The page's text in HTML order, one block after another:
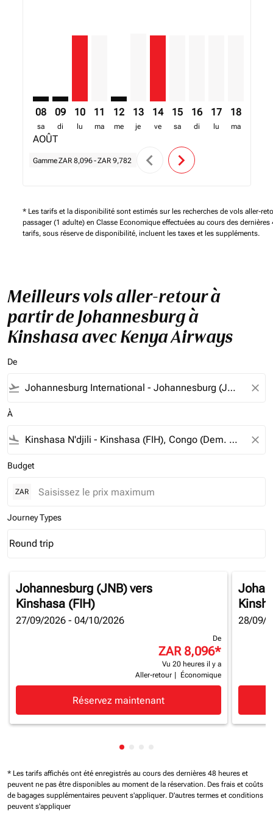
08
sa
AOÛT
09
di
10
lu
11
ma
12
me
13
je
14
ve
15
sa
16
di
17
lu
18
ma
GammeZAR 8,096-ZAR 9,782 chevron_left chevron_right
* Les tarifs et la disponibilité sont estimés sur les recherches de vols aller-
passager (1 adulte) en Classe Economique effectuées au cours des dernières
tarifs, sous réserve de disponibilité, incluent les taxes et les suppléments.
Meilleurs vols aller-retour à
partir de Johannesburg à
Kinshasa avec Kenya Airways
De
flight_takeoff close
À
flight_land close
Budget
ZAR
Journey Types
Journey Types option Round trip Selected
Round trip
keyboard_arrow_down
Johannesburg (JNB)vers
Kinshasa (FIH)
27/09/2026 - 04/10/2026
De
ZAR 8,096*
Vu 20 heures il y a
Aller-retour
Économique
Réservez maintenant
28/09/
Affichage de cmp-pagination-
* Les tarifs affichés ont été enregistrés au cours des dernières 48 heures et
peuvent ne pas être disponibles au moment de la réservation. Des frais et coûts
de bagages supplémentaires peuvent s'appliquer. D'autres termes et conditions
peuvent s'appliquer